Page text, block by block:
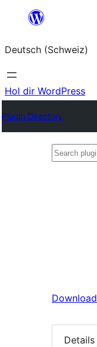
springen
Deutsch (Schweiz)
Hol dir WordPress
Plugin Directory
Search
Download
Details